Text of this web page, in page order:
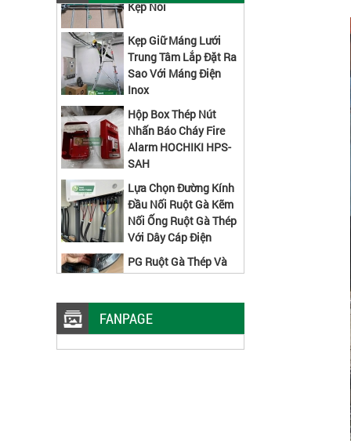
Trung Tâm Lắp Đặt Ra
Sao Với Máng Điện
Inox
Hộp Box Thép Nút
Nhấn Báo Cháy Fire
Alarm HOCHIKI HPS-
SAH
Lựa Chọn Đường Kính
Đầu Nối Ruột Gà Kẽm
Nối Ống Ruột Gà Thép
Với Dây Cáp Điện
PG Ruột Gà Thép Và
PG Nhựa Có Gì Khác
Nhau
Máng Cáp Dạng Lưới
Inox 100x50 Lắp Đặt
Nhà Máy Thực Phẩm
FANPAGE